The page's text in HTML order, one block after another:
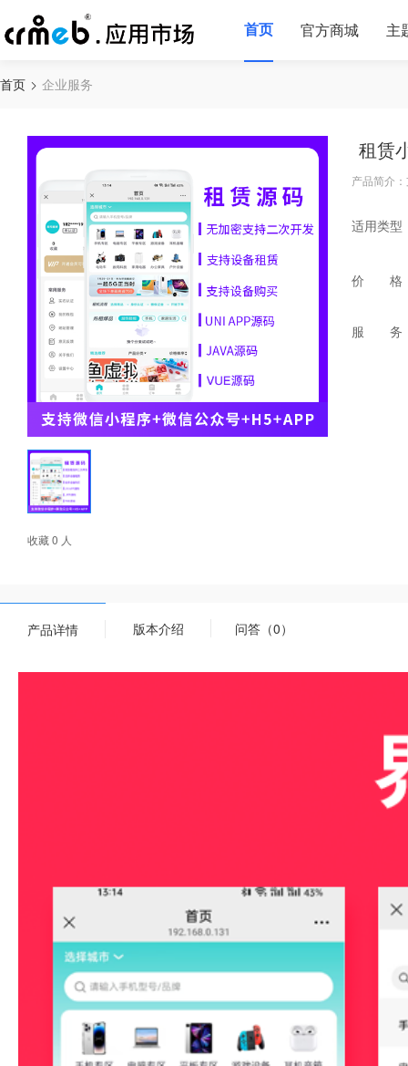
首页 官方商城 主
首页 企业服务
收藏 0 人
租赁
产品简介
适用类型
价 格
服 务
产品详情 版本介绍 问答（0）